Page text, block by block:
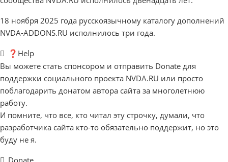
18 ноября 2025 года русскоязычному каталогу дополнений
NVDA-ADDONS.RU исполнилось три года.
❓Help
Вы можете стать спонсором и отправить Donate для
поддержки социального проекта NVDA.RU или просто
поблагодарить донатом автора сайта за многолетнюю
работу.
И помните, что все, кто читал эту строчку, думали, что
разработчика сайта кто-то обязательно поддержит, но это
буду не я.
Donate